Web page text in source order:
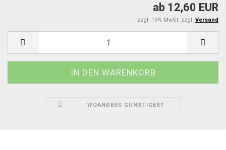
ab 12,60 EUR
zzgl. 19% MwSt. zzgl. Versand
WOANDERS GÜNSTIGER?